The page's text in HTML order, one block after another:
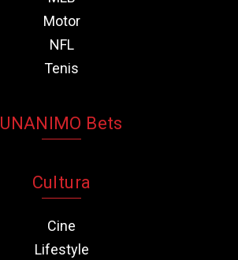
Motor
NFL
Tenis
UNANIMO Bets
Cultura
Cine
Lifestyle